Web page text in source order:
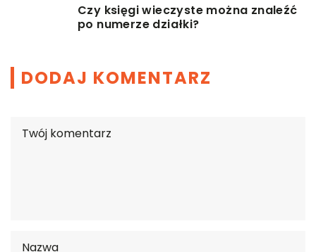
Czy księgi wieczyste można znaleźć
po numerze działki?
DODAJ KOMENTARZ